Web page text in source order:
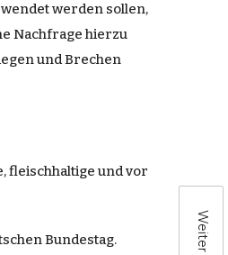
Weiter
werden sollen,
Nachfrage hierzu
undBrechen
fleischhaltige und vor
Bundestag.